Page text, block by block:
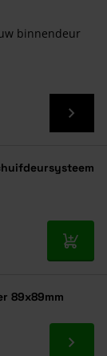
binnendeur
In
89x89mm
Ga